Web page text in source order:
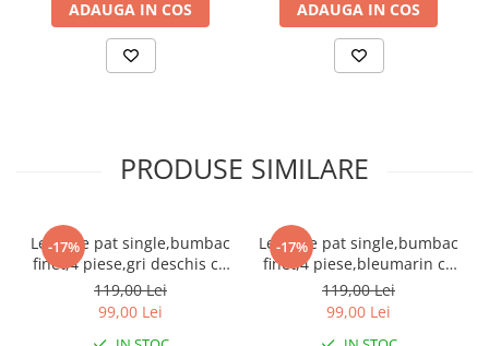
ADAUGA IN COS ADAUGA IN COS
PRODUSE SIMILARE
-17%
Lenjerie pat single,bumbac
finet,4 piese,gri deschis cu
stelute-A146
119,00 Lei
99,00 Lei
-17%
Lenjerie pat single,bumbac
finet,4 piese,bleumarin cu
stele aurii-A269
119,00 Lei
99,00 Lei